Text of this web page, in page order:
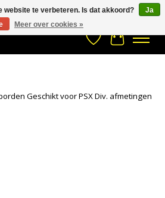
Stuur een Whatsapp bericht
Verlanglijst
Geschikt voor PSX Div. afmetingen
website te verbeteren. Is dat akkoord?
Ja
Meer over cookies »